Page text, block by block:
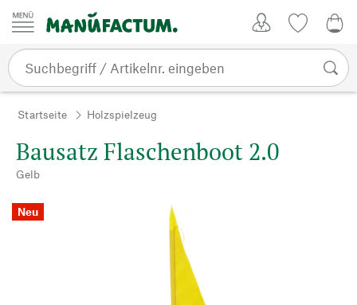
Zum Inhalt springen
Startseite Holzspielzeug
Bausatz Flaschenboot 2.0
Gelb
Neu